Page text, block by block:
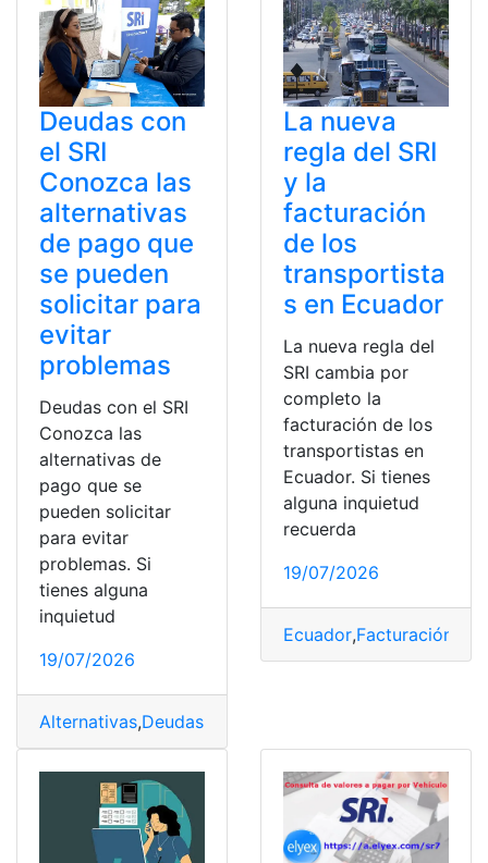
Deudas con
el SRI
Conozca las
alternativas
de pago que
se pueden
solicitar para
evitar
problemas
Deudas con el SRI
Conozca las
alternativas de
pago que se
pueden solicitar
para evitar
problemas. Si
tienes alguna
inquietud
19/07/2026
Alternativas,Deudas
La nueva
regla del SRI
y la
facturación
de los
transportista
s en Ecuador
La nueva regla del
SRI cambia por
completo la
facturación de los
transportistas en
Ecuador. Si tienes
alguna inquietud
recuerda
19/07/2026
Ecuador,Facturación